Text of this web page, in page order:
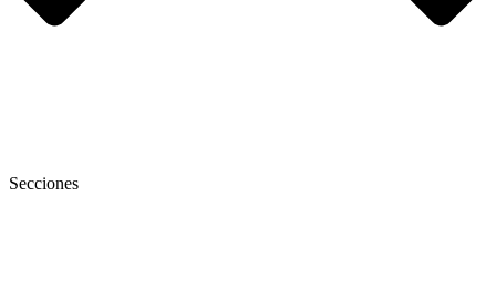
Secciones